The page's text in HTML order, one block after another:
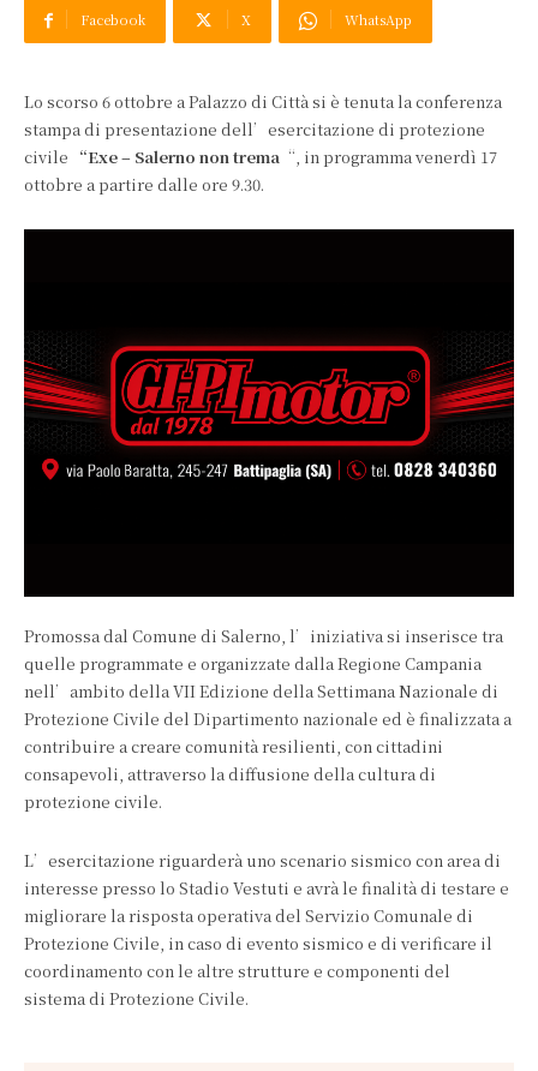
Facebook X WhatsApp
Lo scorso 6 ottobre a Palazzo di Città si è tenuta la conferenza
stampa di presentazione dell’esercitazione di protezione
civile “Exe – Salerno non trema “, in programma venerdì 17
ottobre a partire dalle ore 9.30.
Promossa dal Comune di Salerno, l’iniziativa si inserisce tra
quelle programmate e organizzate dalla Regione Campania
nell’ambito della VII Edizione della Settimana Nazionale di
Protezione Civile del Dipartimento nazionale ed è finalizzata a
contribuire a creare comunità resilienti, con cittadini
consapevoli, attraverso la diffusione della cultura di
protezione civile.
L’esercitazione riguarderà uno scenario sismico con area di
interesse presso lo Stadio Vestuti e avrà le finalità di testare e
migliorare la risposta operativa del Servizio Comunale di
Protezione Civile, in caso di evento sismico e di verificare il
coordinamento con le altre strutture e componenti del
sistema di Protezione Civile.